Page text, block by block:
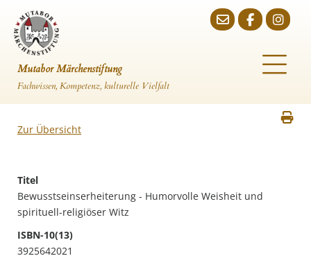
Mutabor Märchenstiftung
Fachwissen, Kompetenz, kulturelle Vielfalt
Zur Übersicht
Titel
Bewusstseinserheiterung - Humorvolle Weisheit und
spirituell-religiöser Witz
ISBN-10(13)
3925642021